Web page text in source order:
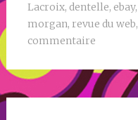
Lacroix, dentelle, ebay,
morgan, revue du web,
commentaire